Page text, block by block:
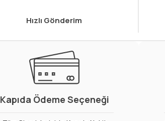
Hızlı Gönderim
Kapıda Ödeme Seçeneği